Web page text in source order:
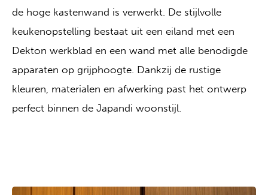
de hoge kastenwand is verwerkt. De stijlvolle
keukenopstelling bestaat uit een eiland met een
Dekton werkblad en een wand met alle benodigde
apparaten op grijphoogte. Dankzij de rustige
kleuren, materialen en afwerking past het ontwerp
perfect binnen de Japandi woonstijl.